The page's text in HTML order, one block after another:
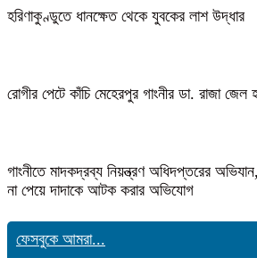
হরিণাকুণ্ডুতে ধানক্ষেত থেকে যুবকের লাশ উদ্ধার
রোগীর পেটে কাঁচি মেহেরপুর গাংনীর ডা. রাজা জেল
গাংনীতে মাদকদ্রব্য নিয়ন্ত্রণ অধিদপ্তরের
না পেয়ে দাদাকে আটক করার অভিযোগ
ফেসবুকে আমরা...